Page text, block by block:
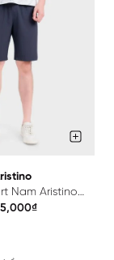
Nam Aristino
ASO237SAH2